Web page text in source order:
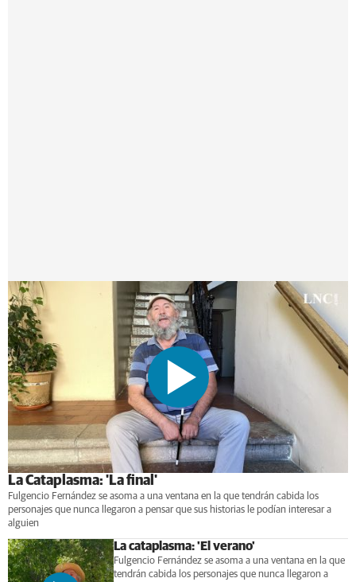
La Cataplasma: 'La final'
Fulgencio Fernández se asoma a una ventana en la que tendrán cabida los
personajes que nunca llegaron a pensar que sus historias le podían interesar a
alguien
La cataplasma: 'El verano'
Fulgencio Fernández se asoma a una ventana en la que
tendrán cabida los personajes que nunca llegaron a